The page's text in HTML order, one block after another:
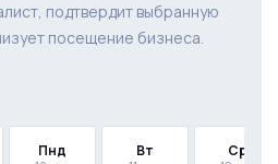
подтвердит выбранную
посещение бизнеса.
Пнд Вт Ср